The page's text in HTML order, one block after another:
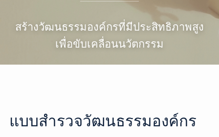
สร้างวัฒนธรรมองค์กรที่มีประสิทธิภาพสูง
เพื่อขับเคลื่อนนวัตกรรม
แบบสำรวจวัฒนธรรมองค์กร